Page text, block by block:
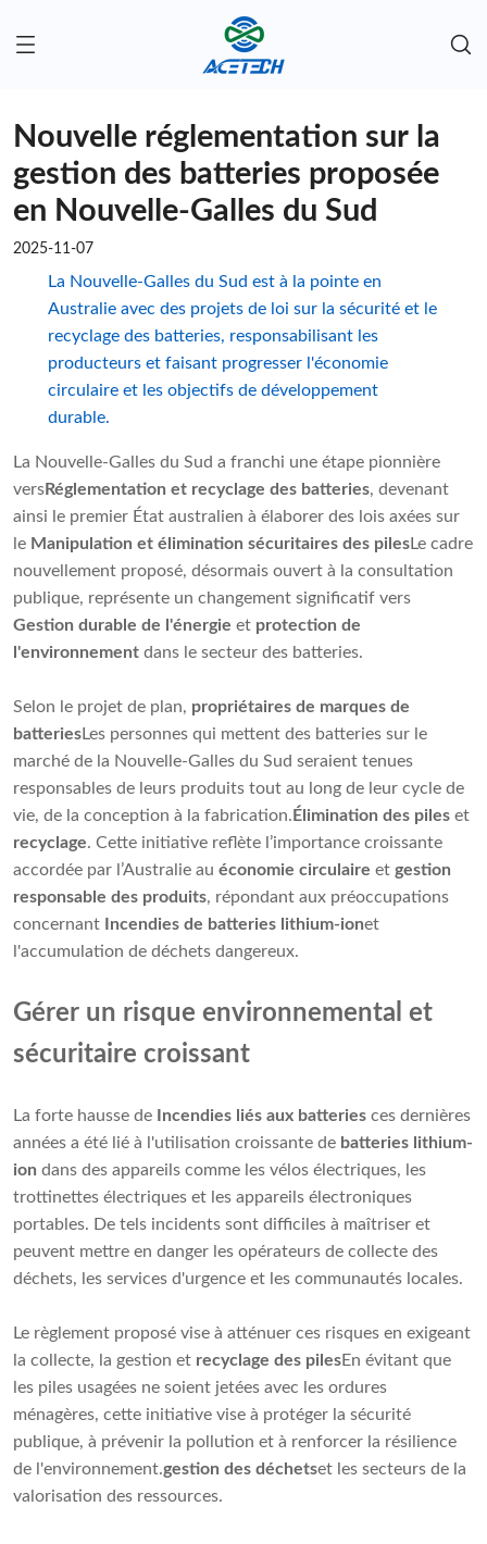
Nouvelle réglementation sur la
gestion des batteries proposée
en Nouvelle-Galles du Sud
2025-11-07
La Nouvelle-Galles du Sud est à la pointe en
Australie avec des projets de loi sur la sécurité et le
recyclage des batteries, responsabilisant les
producteurs et faisant progresser l'économie
circulaire et les objectifs de développement
durable.
La Nouvelle-Galles du Sud a franchi une étape pionnière
versRéglementation et recyclage des batteries, devenant
ainsi le premier État australien à élaborer des lois axées sur
le Manipulation et élimination sécuritaires des pilesLe cadre
nouvellement proposé, désormais ouvert à la consultation
publique, représente un changement significatif vers
Gestion durable de l'énergie et protection de
l'environnement dans le secteur des batteries.
Selon le projet de plan, propriétaires de marques de
batteriesLes personnes qui mettent des batteries sur le
marché de la Nouvelle-Galles du Sud seraient tenues
responsables de leurs produits tout au long de leur cycle de
vie, de la conception à la fabrication. Élimination des piles et
recyclage. Cette initiative reflète l’importance croissante
accordée par l’Australie au économie circulaire et gestion
responsable des produits, répondant aux préoccupations
concernant
Incendies de batteries lithium-ionet
l'accumulation de déchets dangereux.
Gérer un risque environnemental et
sécuritaire croissant
La forte hausse de Incendies liés aux batteries ces dernières
années a été lié à l'utilisation croissante de batteries lithium-
ion dans des appareils comme les vélos électriques, les
trottinettes électriques et les appareils électroniques
portables. De tels incidents sont difficiles à maîtriser et
peuvent mettre en danger les opérateurs de collecte des
déchets, les services d'urgence et les communautés locales.
Le règlement proposé vise à atténuer ces risques en exigeant
la collecte, la gestion et recyclage des pilesEn évitant que
les piles usagées ne soient jetées avec les ordures
ménagères, cette initiative vise à protéger la sécurité
publique, à prévenir la pollution et à renforcer la résilience
de l'environnement.gestion des déchetset les secteurs de la
valorisation des ressources.